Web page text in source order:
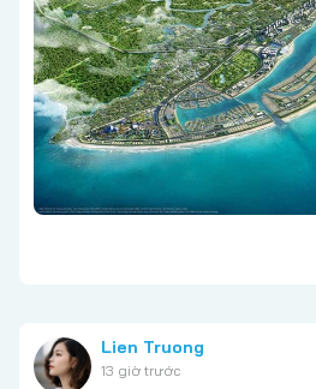
Lien Truong
13 giờ trước